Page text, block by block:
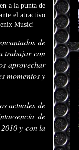
a la punta de
el atractivo
Music!
de
trabajar con
aprovechar
momentos y
actuales de
de
y con la